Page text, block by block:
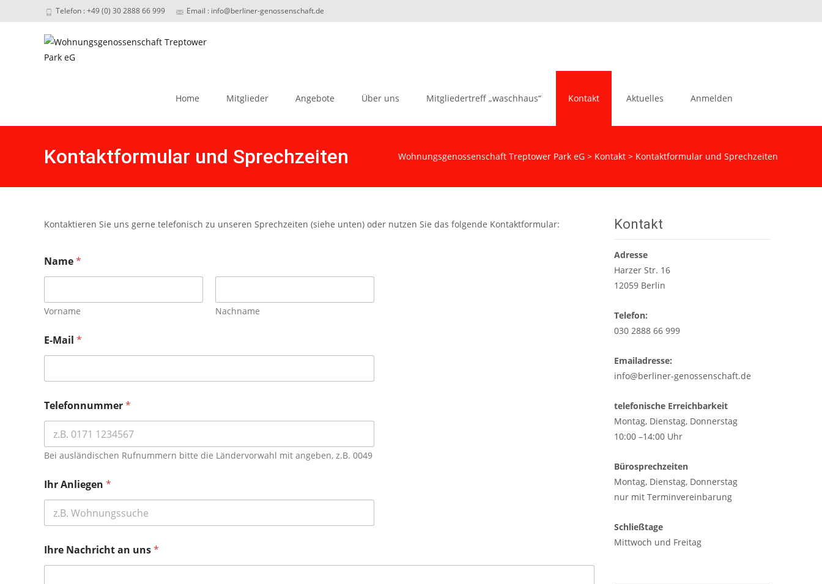
Telefon : +49 (0) 30 2888 66 999 Email : info@berliner-genossenschaft.de
Home Mitglieder Angebote Über uns Mitgliedertreff „waschhaus“ Kontakt Aktuelles Anmelden
Kontaktformular und Sprechzeiten Wohnungsgenossenschaft Treptower Park eG > Kontakt > Kontaktformular und Sprechzeiten
Kontaktieren Sie uns gerne telefonisch zu unseren Sprechzeiten (siehe unten) oder nutzen Sie das folgende Kontaktformular:
Name*
Vorname Nachname
E-Mail *
Telefonnummer*
Bei ausländischen Rufnummern bitte die Ländervorwahl mit angeben, z.B. 0049
Ihr Anliegen *
Ihre Nachricht an uns*
Kontakt
Adresse
Harzer Str. 16
12059 Berlin
Telefon:
030 2888 66 999
Emailadresse:
info@berliner-genossenschaft.de
telefonische Erreichbarkeit
Montag, Dienstag, Donnerstag
10:00 –14:00 Uhr
Bürosprechzeiten
Montag, Dienstag, Donnerstag
nur mit Terminvereinbarung
Schließtage
Mittwoch und Freitag